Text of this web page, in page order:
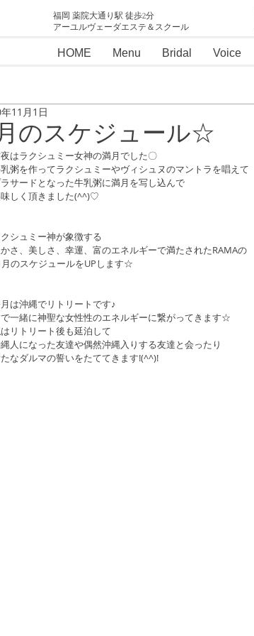
福岡 薬院大通り駅 徒歩2分
アーユルヴェーダエステ＆スクール
HOME Menu Bridal Voice
月のスケジュール☆
11月1日
はラクシュミー女神の満月でした〇
粥を作ってラクシュミーやヴィシュヌのマントラを唱えて
サードとなった牛乳粥に満月を写し込んで
しく頂きました(^^)♡
シュミー神が象徴する
さ、美しさ、幸運、富のエネルギーで満たされたRAMAの
月のスケジュールをUPします☆
は沖縄でリトリートです♪
一緒に神聖な女性性のエネルギーに繋がってきます☆
リトリート後も延泊して
人になった友達や偶然沖縄入りする友達と会ったり
なダルマの誓いをたててきます!(^^)!